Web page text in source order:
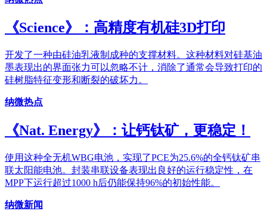
《Science》：高精度有机硅3D打印
开发了一种由硅油乳液制成种的支撑材料。这种材料对硅基油
墨表现出的界面张力可以忽略不计，消除了通常会导致打印的
硅树脂特征变形和断裂的破坏力。
纳微热点
《Nat. Energy》：让钙钛矿，更稳定！
使用这种全无机WBG电池，实现了PCE为25.6%的全钙钛矿串
联太阳能电池。封装串联设备表现出良好的运行稳定性，在
MPP下运行超过1000 h后仍能保持96%的初始性能。
纳微新闻